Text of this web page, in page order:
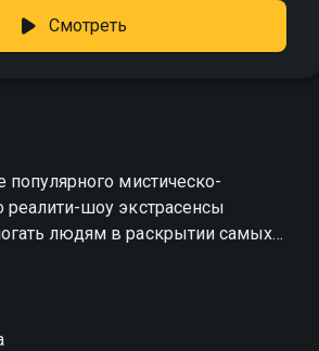
Смотреть
популярного мистическо-
реалити-шоу экстрасенсы
людям в раскрытии самых
дел. Когда официальное
за работу берутся
и медиумы — Александр